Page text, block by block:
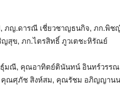
, ภญ.ดารณี เชี่ยวชาญธนกิจ, ภก.พิ
สุข, ภก.ไตรสิทธิ์ ภูวเตชะหิรัณย์
ธุ์มณี, คุณอาทิตย์ตินันทน์ อินทร์วรรณ
คุณศุภัช สิงห์สม, คุณรัชม อภิญญาน